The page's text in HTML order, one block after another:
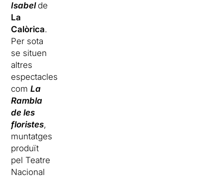
Isabel de
La
Calòrica.
Per sota
se situen
altres
espectacles
comLa
Rambla
de les
floristes,
muntatges
produït
pel Teatre
Nacional